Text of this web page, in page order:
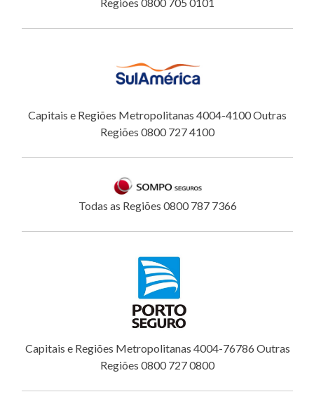
Capitais e Regiões Metropolitanas 4004-4100 Outras
Regiões 0800 727 4100
Todas as Regiões 0800 787 7366
Capitais e Regiões Metropolitanas 4004-76786 Outras
Regiões 0800 727 0800